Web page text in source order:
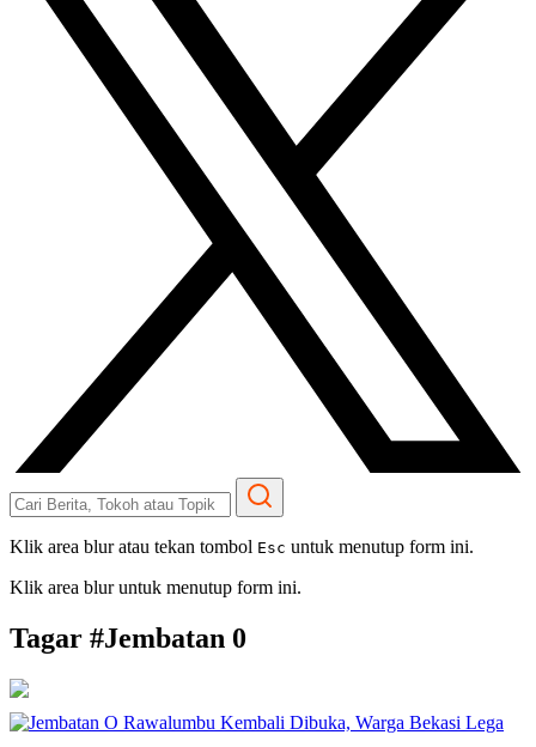
Klik area blur atau tekan tombol Esc untuk menutup form ini.
Klik area blur untuk menutup form ini.
Tagar #Jembatan 0